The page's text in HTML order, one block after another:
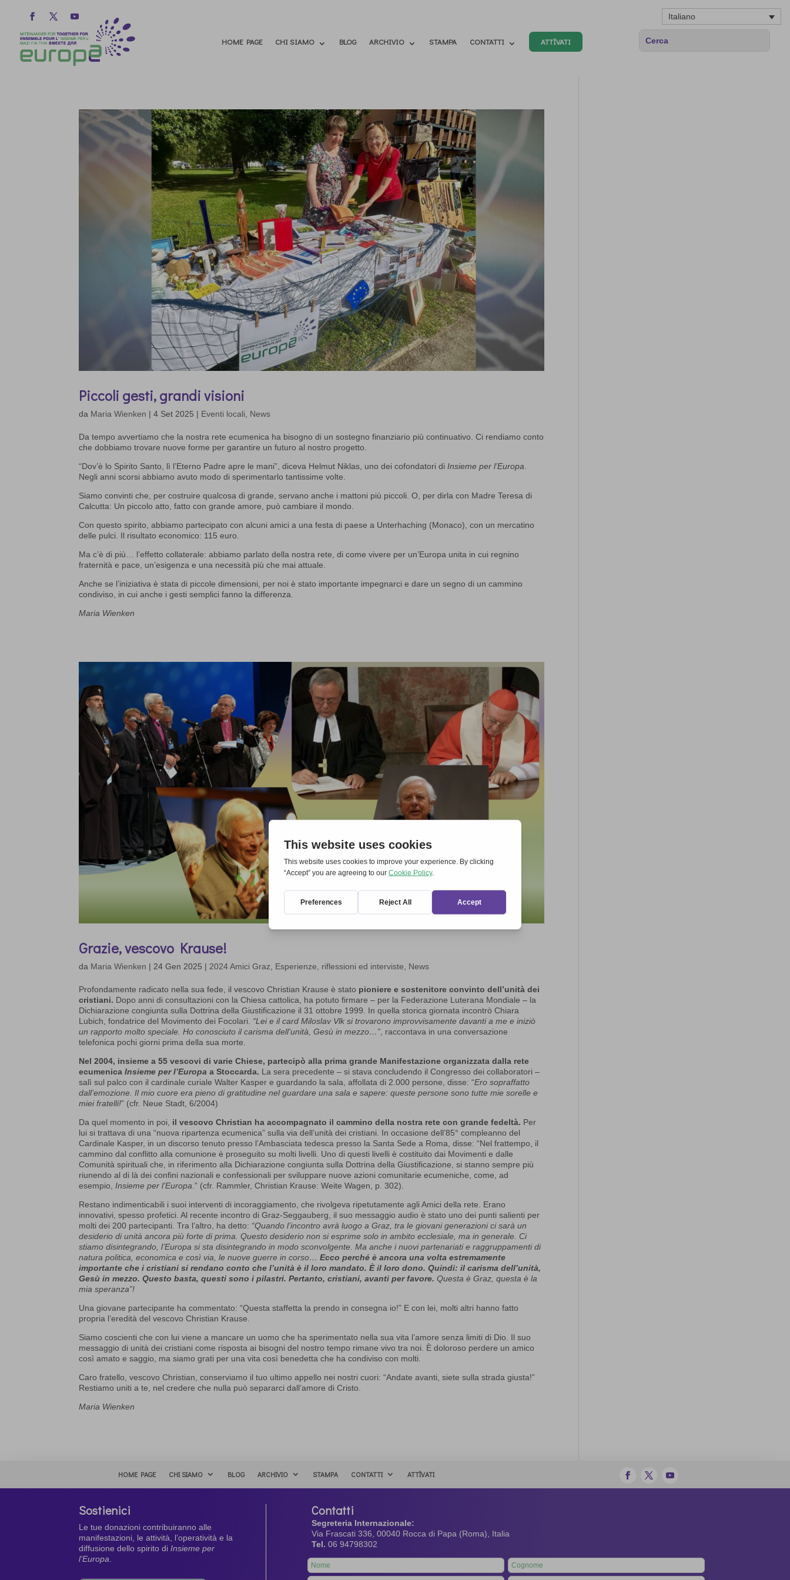
Italiano
HOME PAGE CHI SIAMO BLOG ARCHIVIO STAMPA CONTATTI ATTÌVATI
Piccoli gesti, grandi visioni
da Maria Wienken |4 Set 2025 | Eventi locali, News
Da tempo avvertiamo che la nostra rete ecumenica ha bisogno di un sostegno finanziario più continuativo. Ci rendiamo conto
che dobbiamo trovare nuove forme per garantire un futuro al nostro progetto.
“Dov’è lo Spirito Santo, lì l’Eterno Padre apre le mani”, diceva Helmut Niklas, uno dei cofondatori diInsieme per l’Europa.
Negli anni scorsi abbiamo avuto modo di sperimentarlo tantissime volte.
Siamo convinti che, per costruire qualcosa di grande, servano anche i mattoni più piccoli. O, per dirla con Madre Teresa di
Calcutta: Un piccolo atto, fatto con grande amore, può cambiare il mondo.
Con questo spirito, abbiamo partecipato con alcuni amici a una festa di paese a Unterhaching (Monaco), con un mercatino
delle pulci. Il risultato economico: 115 euro.
Ma c’è di più… l’effetto collaterale: abbiamo parlato della nostra rete, di come vivere per un’Europa unita in cui regnino
fraternità e pace, un’esigenza e una necessità più che mai attuale.
Anche se l’iniziativa è stata di piccole dimensioni, per noi è stato importante impegnarci e dare un segno di un cammino
condiviso, in cui anche i gesti semplici fanno la differenza.
Maria Wienken
Grazie, vescovo Krause!
da Maria Wienken |24 Gen 2025 |2024 Amici Graz, Esperienze, riflessioni ed interviste, News
Profondamente radicato nella sua fede, il vescovo Christian Krause è stato pioniere e sostenitore convinto dell’unità dei
cristiani. Dopo anni di consultazioni con la Chiesa cattolica, ha potuto firmare – per la Federazione Luterana Mondiale – la
Dichiarazione congiunta sulla Dottrina della Giustificazione il 31 ottobre 1999. In quella storica giornata incontrò Chiara
Lubich, fondatrice del Movimento dei Focolari. “Lei e il card Miloslav Vlk si trovarono improvvisamente davanti a me e iniziò
un rapporto molto speciale. Ho conosciuto il carisma dell’unità, Gesù in mezzo…”, raccontava in una conversazione
telefonica pochi giorni prima della sua morte.
Nel 2004, insieme a 55 vescovi di varie Chiese, partecipò alla prima grande Manifestazione organizzata dalla rete
ecumenicaInsieme per l’Europa a Stoccarda. La sera precedente – si stava concludendo il Congresso dei collaboratori –
salì sul palco con il cardinale curiale Walter Kasper e guardando la sala, affollata di 2.000 persone, disse: “Ero sopraffatto
dall’emozione. Il mio cuore era pieno di gratitudine nel guardare una sala e sapere: queste persone sono tutte mie sorelle e
miei fratelli!” (cfr. Neue Stadt, 6/2004)
Da quel momento in poi, il vescovo Christian ha accompagnato il cammino della nostra rete con grande fedeltà. Per
lui si trattava di una “nuova ripartenza ecumenica” sulla via dell’unità dei cristiani. In occasione dell’85° compleanno del
Cardinale Kasper, in un discorso tenuto presso l’Ambasciata tedesca presso la Santa Sede a Roma, disse: “Nel frattempo, il
cammino dal conflitto alla comunione è proseguito su molti livelli. Uno di questi livelli è costituito dai Movimenti e dalle
Comunità spirituali che, in riferimento alla Dichiarazione congiunta sulla Dottrina della Giustificazione, si stanno sempre più
riunendo al di là dei confini nazionali e confessionali per sviluppare nuove azioni comunitarie ecumeniche, come, ad
esempio,Insieme per l’Europa.” (cfr. Rammler, Christian Krause: Weite Wagen, p. 302).
Restano indimenticabili i suoi interventi di incoraggiamento, che rivolgeva ripetutamente agli Amici della rete. Erano
innovativi, spesso profetici. Al recente incontro di Graz-Seggauberg, il suo messaggio audio è stato uno dei punti salienti per
molti dei 200 partecipanti. Tra l’altro, ha detto: “Quando l’incontro avrà luogo a Graz, tra le giovani generazioni ci sarà un
desiderio di unità ancora più forte di prima. Questo desiderio non si esprime solo in ambito ecclesiale, ma in generale. Ci
stiamo disintegrando, l’Europa si sta disintegrando in modo sconvolgente. Ma anche i nuovi partenariati e raggruppamenti di
natura politica, economica e così via, le nuove guerre in corso…Ecco perché è ancora una volta estremamente
importante che i cristiani si rendano conto che l’unità è il loro mandato. È il loro dono. Quindi: il carisma dell’unità,
Gesù in mezzo. Questo basta, questi sono i pilastri. Pertanto, cristiani, avanti per favore.Questa è Graz, questa è la
mia speranza”!
Una giovane partecipante ha commentato: “Questa staffetta la prendo in consegna io!” E con lei, molti altri hanno fatto
propria l’eredità del vescovo Christian Krause.
Siamo coscienti che con lui viene a mancare un uomo che ha sperimentato nella sua vita l’amore senza limiti di Dio. Il suo
messaggio di unità dei cristiani come risposta ai bisogni del nostro tempo rimane vivo tra noi. È doloroso perdere un amico
così amato e saggio, ma siamo grati per una vita così benedetta che ha condiviso con molti.
Caro fratello, vescovo Christian, conserviamo il tuo ultimo appello nei nostri cuori: “Andate avanti, siete sulla strada giusta!”
Restiamo uniti a te, nel credere che nulla può separarci dall’amore di Cristo.
Maria Wienken
HOME PAGE CHI SIAMO BLOG ARCHIVIO STAMPA CONTATTI ATTÌVATI
Sostienici
Le tue donazioni contribuiranno alle
manifestazioni, le attività, l’operatività e la
diffusione dello spirito diInsieme per
l’Europa.
Contatti
Segreteria Internazionale:
Via Frascati 336, 00040 Rocca di Papa (Roma), Italia
Tel. 06 94798302
Leave
this